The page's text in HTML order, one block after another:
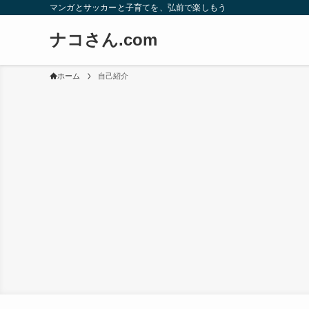
マンガとサッカーと子育てを、弘前で楽しもう
ナコさん.com
ホーム 自己紹介